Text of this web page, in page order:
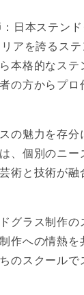
日本ステン
アを誇るス
本格的なス
の方からプ
の魅力を存
、個別のニ
術と技術が
グラス制作
作への情熱
のスクール